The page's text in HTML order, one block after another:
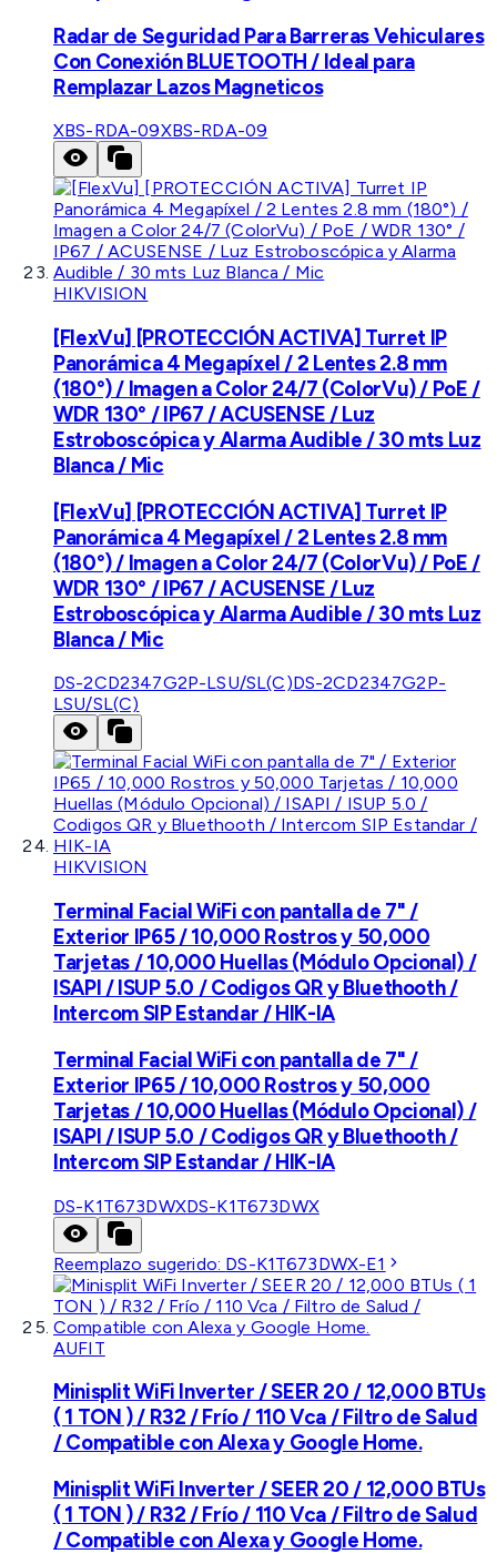
Radar de Seguridad Para Barreras Vehiculares
Con Conexión BLUETOOTH / Ideal para
Remplazar Lazos Magneticos
XBS-RDA-09XBS-RDA-09
HIKVISION
[FlexVu] [PROTECCIÓN ACTIVA] Turret IP
Panorámica 4 Megapíxel / 2 Lentes 2.8 mm
(180°) / Imagen a Color 24/7 (ColorVu) / PoE /
WDR 130° / IP67 / ACUSENSE / Luz
Estroboscópica y Alarma Audible / 30 mts Luz
Blanca / Mic
[FlexVu] [PROTECCIÓN ACTIVA] Turret IP
Panorámica 4 Megapíxel / 2 Lentes 2.8 mm
(180°) / Imagen a Color 24/7 (ColorVu) / PoE /
WDR 130° / IP67 / ACUSENSE / Luz
Estroboscópica y Alarma Audible / 30 mts Luz
Blanca / Mic
DS-2CD2347G2P-LSU/SL(C)DS-2CD2347G2P-
LSU/SL(C)
HIKVISION
Terminal Facial WiFi con pantalla de 7" /
Exterior IP65 / 10,000 Rostros y 50,000
Tarjetas / 10,000 Huellas (Módulo Opcional) /
ISAPI / ISUP 5.0 / Codigos QR y Bluethooth /
Intercom SIP Estandar / HIK-IA
Terminal Facial WiFi con pantalla de 7" /
Exterior IP65 / 10,000 Rostros y 50,000
Tarjetas / 10,000 Huellas (Módulo Opcional) /
ISAPI / ISUP 5.0 / Codigos QR y Bluethooth /
Intercom SIP Estandar / HIK-IA
DS-K1T673DWXDS-K1T673DWX
Reemplazo sugerido: DS-K1T673DWX-E1
AUFIT
Minisplit WiFi Inverter / SEER 20 / 12,000 BTUs
( 1 TON ) / R32 / Frío / 110 Vca / Filtro de Salud
/ Compatible con Alexa y Google Home.
Minisplit WiFi Inverter / SEER 20 / 12,000 BTUs
( 1 TON ) / R32 / Frío / 110 Vca / Filtro de Salud
/ Compatible con Alexa y Google Home.